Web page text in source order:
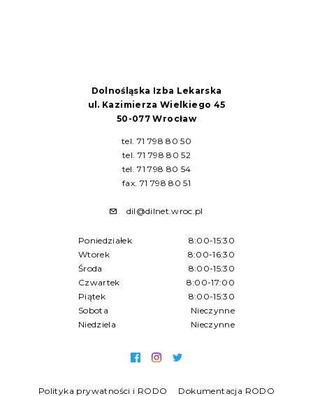
Dolnośląska Izba Lekarska
ul. Kazimierza Wielkiego 45
50-077 Wrocław
tel. 71 798 80 50
tel. 71 798 80 52
tel. 71 798 80 54
fax. 71 798 80 51
dil@dilnet.wroc.pl
Poniedziałek
8:00-15:30
Wtorek
8:00-16:30
Środa
8:00-15:30
Czwartek
8:00-17:00
Piątek
8:00-15:30
Sobota
Nieczynne
Niedziela
Nieczynne
Polityka prywatności i RODO Dokumentacja RODO